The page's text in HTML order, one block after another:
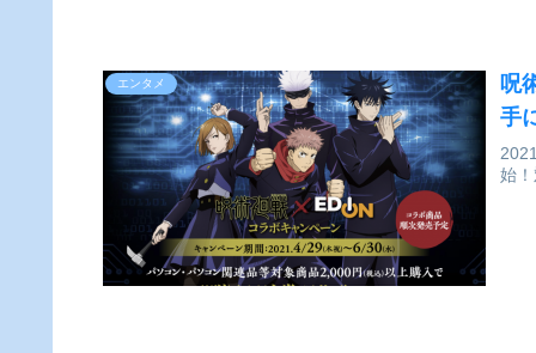
エンタメ
呪
手
始